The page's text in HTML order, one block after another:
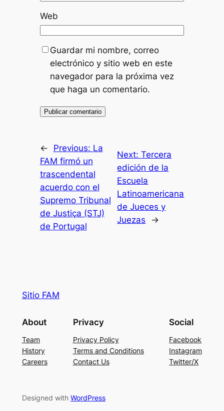
Web
Guardar mi nombre, correo
electrónico y sitio web en este
navegador para la próxima vez
que haga un comentario.
← Previous: La
FAM firmó un
trascendental
acuerdo con el
Supremo Tribunal
de Justiça (STJ)
de Portugal
Next:Tercera
edición de la
Escuela
Latinoamericana
de Jueces y
Juezas
→
Sitio FAM
About
Team
History
Careers
Privacy
Privacy Policy
Terms and Conditions
Contact Us
Social
Facebook
Instagram
Twitter/X
Designed with WordPress